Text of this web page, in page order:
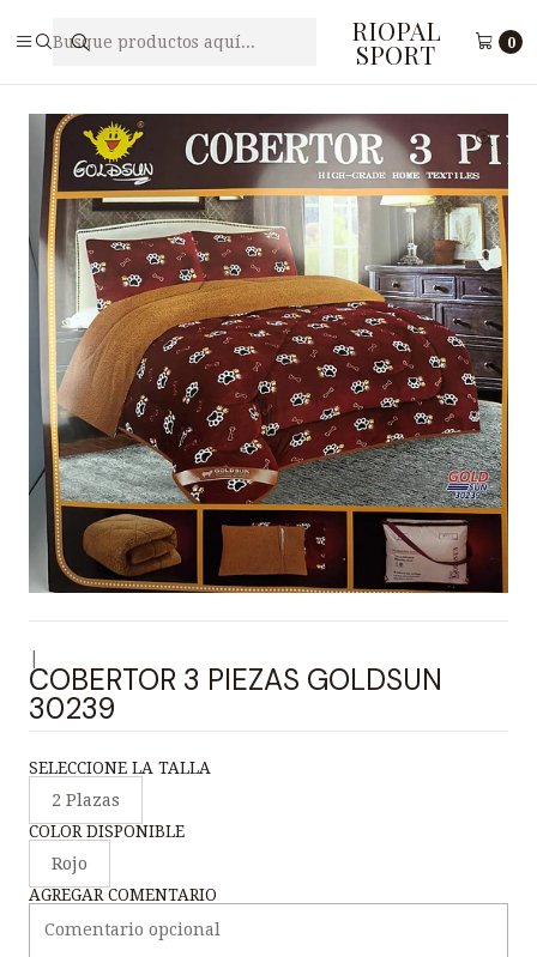
RIOPAL
SPORT 0
Cobertores
COBERTOR 3 PIEZAS GOLDSUN 30239
COBERTOR 3 PIEZAS GOLDSUN
30239
SELECCIONE LA TALLA
2 Plazas
COLOR DISPONIBLE
Rojo
AGREGAR COMENTARIO